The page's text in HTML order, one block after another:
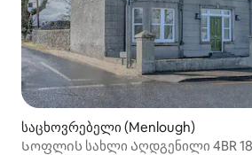
საცხოვრებელი (Menlough)
Სოფლის სახლი Აღდგენილი 4BR